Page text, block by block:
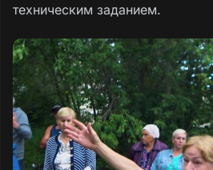
техническим заданием.